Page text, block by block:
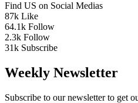
Find US on Social Medias
87k Like
64.1k Follow
2.3k Follow
31k Subscribe
Weekly Newsletter
Subscribe to our newsletter to get